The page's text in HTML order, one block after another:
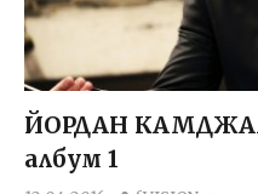
ЙОРДАН
албум 1